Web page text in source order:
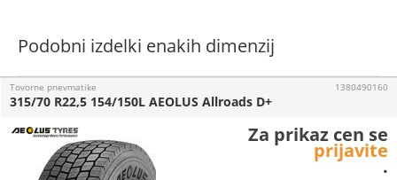
Podobni izdelki enakih dimenzij
Tovorne pnevmatike
315/70 R22,5 154/150L AEOLUS Allroads D+
1380490160
Za prikaz cen se
prijavite
.